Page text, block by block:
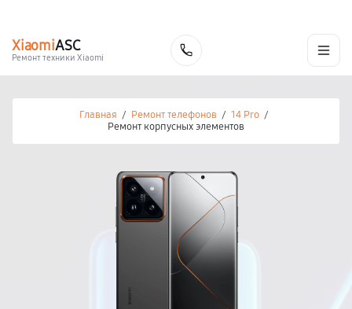
XiaomiASC
Ремонт техники Xiaomi
Главная / Ремонт телефонов / 14 Pro /
Ремонт корпусных элементов